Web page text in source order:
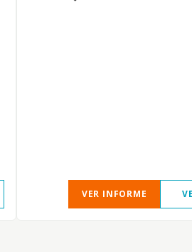
VER INFORME